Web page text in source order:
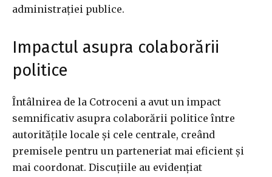
administrației publice.
Impactul asupra colaborării
politice
Întâlnirea de la Cotroceni a avut un impact
semnificativ asupra colaborării politice între
autoritățile locale și cele centrale, creând
premisele pentru un parteneriat mai eficient și
mai coordonat. Discuțiile au evidențiat